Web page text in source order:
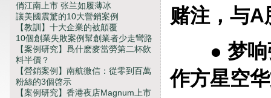
俏江南上市 张兰如履薄冰
讓美國震驚的10大營銷案例
【教訓】十大企業的被顛覆
10個創業失敗案例幫創業者少走彎路
【案例研究】爲什麽麥當勞第二杯飲
料半價？
【營銷案例】南航微信：從零到百萬
粉絲的3個啓示
【案例研究】香港夜店Magnum上市
赌注，与A
● 梦响强
作方星空